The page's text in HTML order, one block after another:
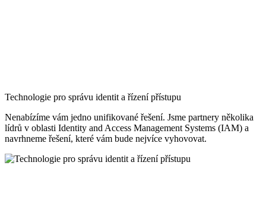
Technologie pro správu identit a řízení přístupu
Nenabízíme vám jedno unifikované řešení. Jsme partnery několika
lídrů v oblasti Identity and Access Management Systems (IAM) a
navrhneme řešení, které vám bude nejvíce vyhovovat.